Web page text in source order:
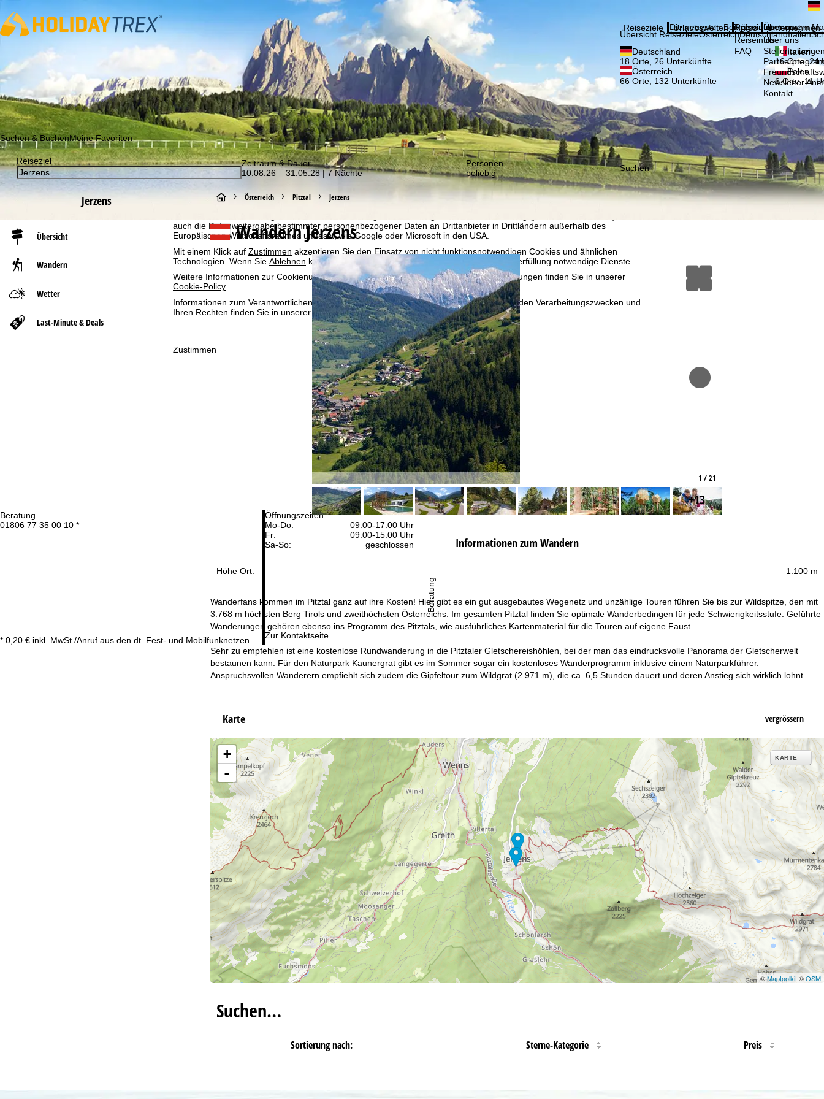
Cookie-Hinweis
Für ein optimales Webangebot erheben wir mit Hilfe von Cookies Nutzungsinformationen, die wir, die TravelTrex GmbH,
auch mit unseren Partnern teilen. Auf Basis Ihrer Aktivitäten werden dabei Nutzungsprofile anhand von Endgeräte- und
auch die Datenweitergabe bestimmter personenbezogener Daten an Drittanbieter in Drittländern außerhalb des
Europäischen Wirtschaftsraumes umfasst, wie Google oder Microsoft in den USA.
Mit einem Klick auf Zustimmen akzeptieren Sie den Einsatz von nicht funktionsnotwendigen Cookies und ähnlichen
Technologien. Wenn Sie Ablehnen klicken, verwenden wir nur technisch und zur Vertragserfüllung notwendige Dienste.
Weitere Informationen zur Cookienutzung und die Möglichkeit zur Änderung Ihrer Einstellungen finden Sie in unserer
Cookie-Policy
Informationen zum Verantwortlichen finden Sie in unseremImpressum. Informationen zu den Verarbeitungszwecken und
Ihren Rechten finden Sie in unserer
Datenschutzerklärung.
Zustimmen
Beratung
01806 77 35 00 10 *
* 0,20 € inkl. MwSt./Anruf aus den dt. Fest- und Mobilfunknetzen
Öffnungszeiten
Mo-Do:
09:00-17:00 Uhr
Fr:
09:00-15:00 Uhr
Sa-So:
geschlossen
Zur Kontaktseite
Beratung
Abonnieren Sie unseren Newsletter und erfahren Sie als Erster von unseren Angeboten!
Reiseziele
Übersicht ReisezieleÖsterreichDeutschlandItalien
Deutschland
18 Orte, 26 Unterkünfte
Italien
16 Orte, 24
Österreich
66 Orte, 132 Unterkünfte
Polen
6 Orte, 11
Urlaubswelten
Die neuesten Beiträge aus unserem
Infos
Reiseinfos
Reiseinfos
FAQ
Unternehmen
Über uns
Über uns
Newsletter
Kontakt
Suchen & BuchenMeine Favoriten
Reiseziel
Zeitraum & Dauer
10.08.26 – 31.05.28 | 7 Nächte
Personen
beliebig
Suchen
Jerzens
Übersicht
Wandern
Wetter
Last-Minute & Deals
S
t
a
Österreich Pitztal Jerzens
Wandern Jerzens
1 / 21
+13
Informationen zum Wandern
1.100 m
Höhe Ort:
Wanderfans kommen im Pitztal ganz auf ihre Kosten! Hier gibt es ein gut ausgebautes Wegenetz und unzählige Touren führen Sie bis zur Wildspitze, den mit
3.768 m höchsten Berg Tirols und zweithöchsten Österreichs. Im gesamten Pitztal finden Sie optimale Wanderbedingen für jede Schwierigkeitsstufe. Geführte
Wanderungen gehören ebenso ins Programm des Pitztals, wie ausführliches Kartenmaterial für die Touren auf eigene Faust.
Sehr zu empfehlen ist eine kostenlose Rundwanderung in die Pitztaler Gletschereishöhlen, bei der man das eindrucksvolle Panorama der Gletscherwelt
bestaunen kann. Für den Naturpark Kaunergrat gibt es im Sommer sogar ein kostenloses Wanderprogramm inklusive einem Naturparkführer.
Anspruchsvollen Wanderern empfiehlt sich zudem die Gipfeltour zum Wildgrat (2.971 m), die ca. 6,5 Stunden dauert und deren Anstieg sich wirklich lohnt.
Karte vergrössern
+
-
KARTE
©Maptoolkit©OSM
Suchen…
Sortierung nach: Sterne-Kategorie Preis